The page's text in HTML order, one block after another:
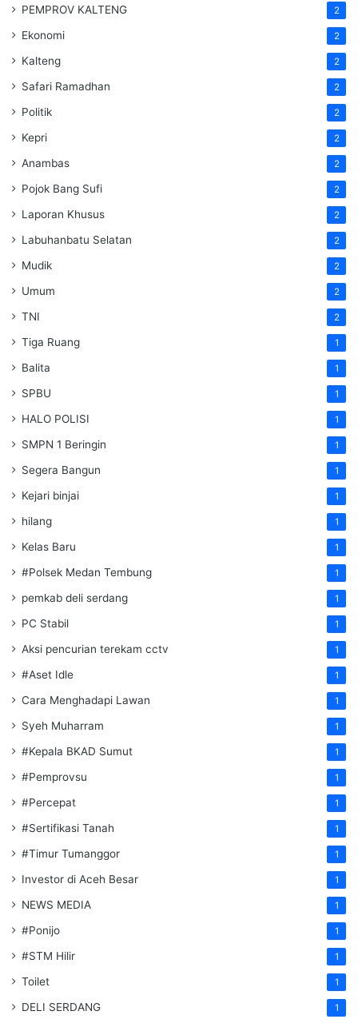
PEMPROV KALTENG 2
Ekonomi 2
Kalteng 2
Safari Ramadhan 2
Politik 2
Kepri 2
Anambas 2
Pojok Bang Sufi 2
Laporan Khusus 2
Labuhanbatu Selatan 2
Mudik 2
Umum 2
TNI 2
Tiga Ruang 1
Balita 1
SPBU 1
HALO POLISI 1
SMPN 1 Beringin 1
Segera Bangun 1
Kejari binjai 1
hilang 1
Kelas Baru 1
#Polsek Medan Tembung 1
pemkab deli serdang 1
PC Stabil 1
Aksi pencurian terekam cctv 1
#Aset Idle 1
Cara Menghadapi Lawan 1
Syeh Muharram 1
#Kepala BKAD Sumut 1
#Pemprovsu 1
#Percepat 1
#Sertifikasi Tanah 1
#Timur Tumanggor 1
Investor di Aceh Besar 1
NEWS MEDIA 1
#Ponijo 1
#STM Hilir 1
Toilet 1
DELI SERDANG 1